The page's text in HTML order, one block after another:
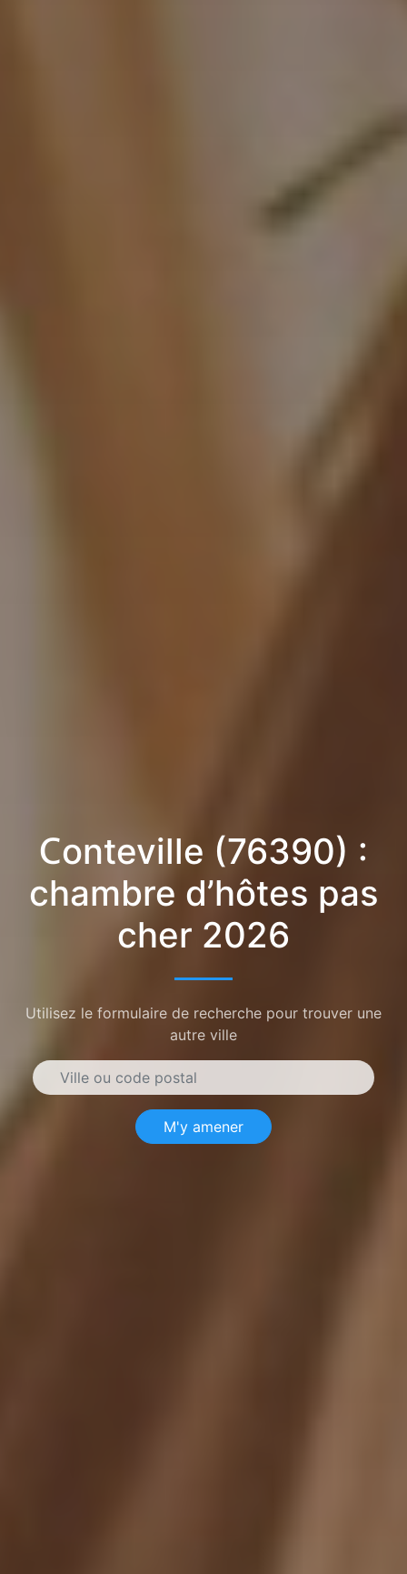
Conteville (76390) :
chambre d’hôtes pas
cher 2026
Utilisez le formulaire de recherche pour trouver une
autre ville
M'y amener